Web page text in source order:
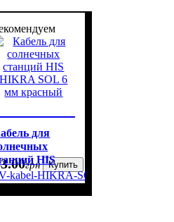
для
HIS
SOL 6
красный
kabel-HIKRA-SOL-6R
.00грн Купить